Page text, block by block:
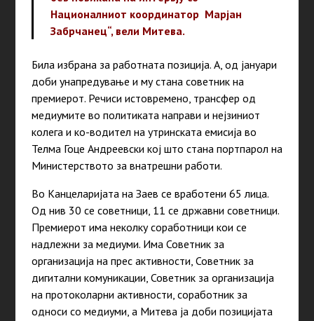
Националниот координатор Марјан
Забрчанец“, вели Митева.
Била избрана за работната позиција. A, oд јануари
доби унапредување и му стана советник на
премиерот. Речиси истовремено, трансфер од
медиумите во политиката направи и нејзиниот
колега и ко-водител на утринската емисија во
Телма Гоце Андреевски кој што стана портпарол на
Министерството за внатрешни работи.
Во Канцеларијата на Заев се вработени 65 лица.
Од нив 30 се советници, 11 се државни советници.
Премиерот има неколку соработници кои се
надлежни за медиуми. Има Советник за
организација на прес активности, Советник за
дигитални комуникации, Советник за организација
на протоколарни активности, соработник за
односи со медиуми, а Митева ја доби позицијата